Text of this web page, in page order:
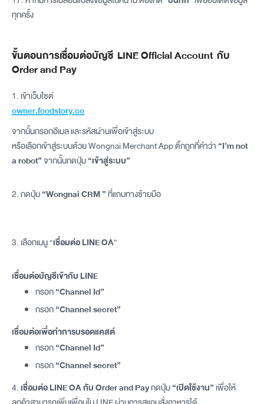
ทุกครั้ง
ขั้นตอนการเชื่อมต่อบัญชี LINE Official Account กับ
Order and Pay
1. เข้าเว็บไซต์
owner.foodstory.co
จากนั้นกรอกอีเมล และรหัสผ่านเพื่อเข้าสู่ระบบ
หรือเลือกเข้าสู่ระบบด้วย Wongnai Merchant App ติ้กถูกที่คำว่า “I’m not
a robot”จากนั้นกดปุ่ม“เข้าสู่ระบบ”
2. กดปุ่ม“Wongnai CRM ”ที่แถบทางซ้ายมือ
3. เลือกเมนู “เชื่อมต่อ LINE OA”
เชื่อมต่อบัญชีเข้ากับ LINE
กรอก“Channel Id”
กรอก“Channel secret”
เชื่อมต่อเพื่อทำการบรอดแคสต์
กรอก“Channel Id”
กรอก“Channel secret”
4.เชื่อมต่อ LINE OAกับ Order and Payกดปุ่ม“เปิดใช้งาน” เพื่อให้